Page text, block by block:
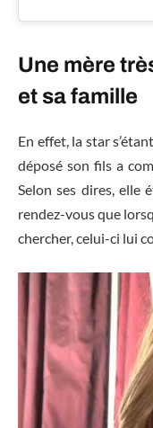
Une mère
et sa famille
En effet, la star
déposé son fils a
Selon ses dires, elle
rendez-vous que
chercher, celui-ci lui